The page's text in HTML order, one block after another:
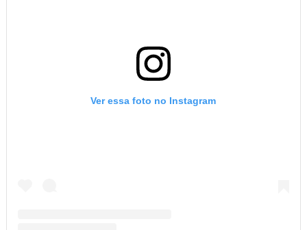
Ver essa foto no Instagram